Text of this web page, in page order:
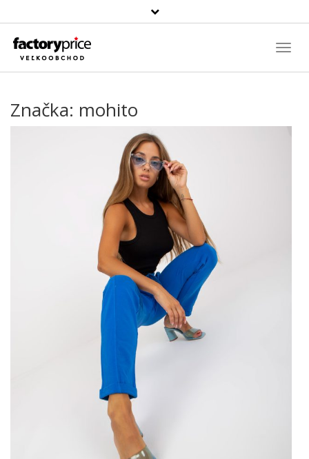
Szukaj
produktu
Značka: mohito